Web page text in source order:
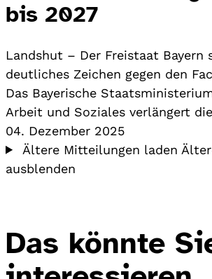
bis 2027
Landshut – Der Freistaat Bayern
deutliches Zeichen gegen den
Das Bayerische
Arbeit und Soziales verlängert
04. Dezember 2025
Ältere Mitteilungen laden
ausblenden
Das könnte